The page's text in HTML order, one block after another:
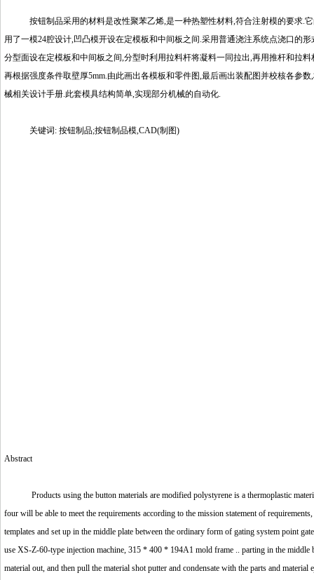
按钮制品采用的材料是改性聚苯乙烯,是一种热塑性材料,符合注射模的要求.它
用了一模24腔设计,凹凸模开设在定模板和中间板之间.采用普通浇注系统点浇口的
分型面设在定模板和中间板之间,分型时利用拉料杆将凝料一同拉出,再用推杆和拉
再根据强度条件取壁厚5mm.由此画出各模板和零件图,最后画出装配图并校核各参
械相关设计手册.此套模具结构简单,实现部分机械的自动化.
关键词: 按钮制品;按钮制品模,CAD(制图)
Abstract
Products using the button materials are modified polystyrene is a thermoplastic
four will be able to meet the requirements according to the mission statement of
templates and set up in the middle plate between the ordinary form of gating system point
use XS-Z-60-type injection machine, 315 * 400 * 194A1 mold frame .. parting in the middle
material out, and then pull the material shot putter and condensate with the parts and